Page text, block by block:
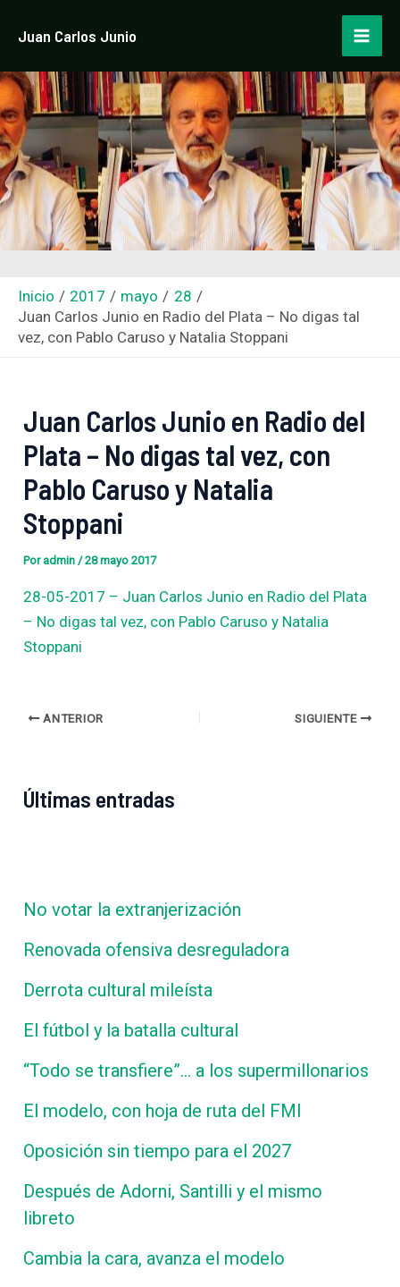
Juan Carlos Junio
Inicio 2017 mayo
28
Juan Carlos Junio en Radio del Plata – No digas tal
vez, con Pablo Caruso y Natalia Stoppani
Juan Carlos Junio en Radio del
Plata – No digas tal vez, con
Pablo Caruso y Natalia
Stoppani
Por admin/28 mayo 2017
28-05-2017 – Juan Carlos Junio en Radio del Plata
– No digas tal vez, con Pablo Caruso y Natalia
Stoppani
de
ANTERIOR SIGUIENTE
Últimas entradas
No votar la extranjerización
Renovada ofensiva desreguladora
Derrota cultural mileísta
El fútbol y la batalla cultural
“Todo se transfiere”… a los supermillonarios
El modelo, con hoja de ruta del FMI
Oposición sin tiempo para el 2027
Después de Adorni, Santilli y el mismo
libreto
Cambia la cara, avanza el modelo